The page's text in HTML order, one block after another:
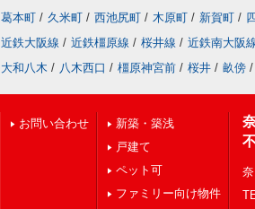
葛本町 / 久米町 / 西池尻町 / 木原町 / 新賀町 /
近鉄大阪線 / 近鉄橿原線 / 桜井線 / 近鉄南大阪
大和八木 / 八木西口 / 橿原神宮前 / 桜井 / 畝傍 /
お問い合わせ
新築・築浅
戸建て
ペット可
ファミリー向け物件